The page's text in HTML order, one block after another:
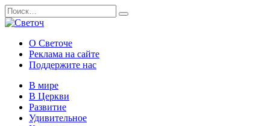
Перейти
к
Search
for:
О Светоче
Реклама на сайте
Поддержите нас
В мире
В Церкви
Развитие
Удивительное